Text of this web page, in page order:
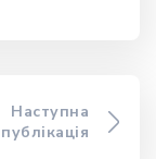
Наступна
публікація